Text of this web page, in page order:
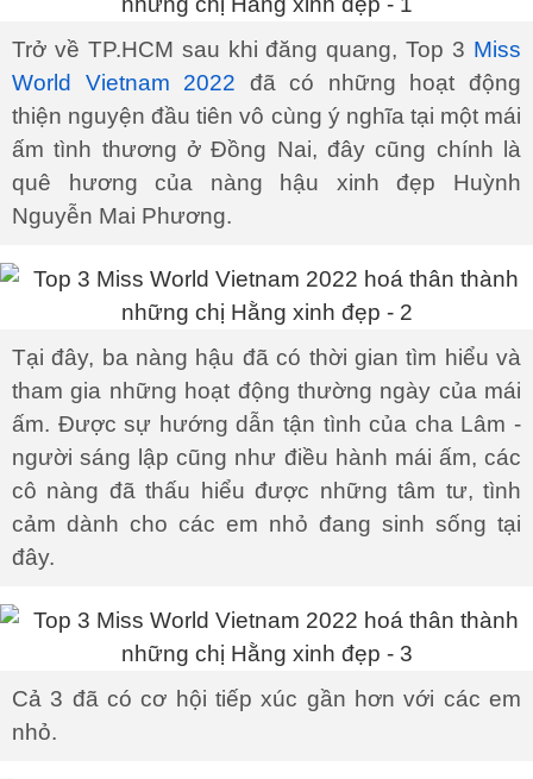
Trở về TP.HCM sau khi đăng quang, Top 3 Miss
World Vietnam 2022 đã có những hoạt động
thiện nguyện đầu tiên vô cùng ý nghĩa tại một mái
ấm tình thương ở Đồng Nai, đây cũng chính là
quê hương của nàng hậu xinh đẹp Huỳnh
Nguyễn Mai Phương.
Tại đây, ba nàng hậu đã có thời gian tìm hiểu và
tham gia những hoạt động thường ngày của mái
ấm. Được sự hướng dẫn tận tình của cha Lâm -
người sáng lập cũng như điều hành mái ấm, các
cô nàng đã thấu hiểu được những tâm tư, tình
cảm dành cho các em nhỏ đang sinh sống tại
đây.
Cả 3 đã có cơ hội tiếp xúc gần hơn với các em
nhỏ.